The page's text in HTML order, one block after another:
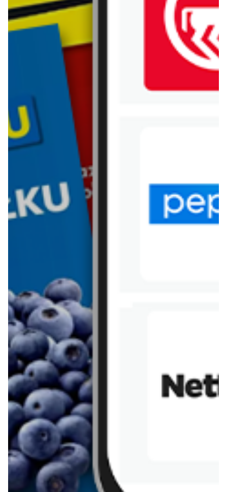
Twój Market
Soplica - odkryj smaki lata w Lidlu
WIĘCEJ GAZETEK TWÓJ